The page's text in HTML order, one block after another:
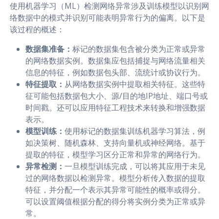
使用机器学习（ML）检测网络异常涉及训练模型以识别网
络数据中的模式并识别可能表明异常行为的偏离。以下是
该过程的概述：
数据集准备： 标记的数据集包含被分类为正常或异常
的网络数据实例。数据集应包括捕捉与网络流量相关
信息的特征，例如数据包头部、流统计或协议行为。
特征提取： 从网络数据实例中提取相关特征。这些特
征可能包括数据包大小、源/目的地IP地址、端口号或
时间戳。还可以应用特征工程技术来转换和增强数据
表示。
模型训练： 使用标记的数据集训练机器学习算法，例
如决策树、随机森林、支持向量机或神经网络。基于
提取的特征，模型学习区分正常和异常的网络行为。
异常检测： 一旦模型训练完成，可以将其应用于未见
过的网络数据以检测异常。模型分析传入数据的提取
特征，并分配一个表示其异常可能性的概率或得分。
可以设置阈值根据分配的得分将实例分类为正常或异
常。